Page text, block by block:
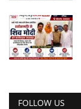
FOLLOW US